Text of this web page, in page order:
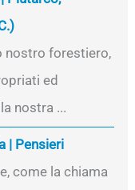
nostro forestiero,
ed
nostra ...
| Pensieri
come la chiama